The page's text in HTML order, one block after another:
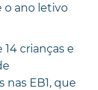
o ano letivo
crianças e
nas EB1, que